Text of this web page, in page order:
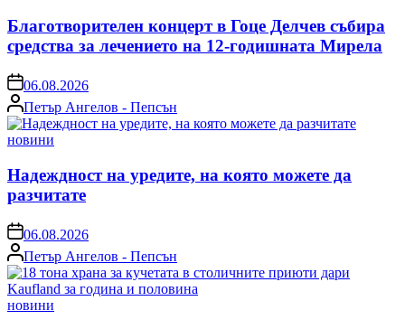
Благотворителен концерт в Гоце Делчев събира
средства за лечението на 12-годишната Мирела
on06.08.2026
Posted
by
Петър Ангелов - Пепсън
Posted
новини
Надеждност на уредите, на която можете да
разчитате
on06.08.2026
Posted
by
Петър Ангелов - Пепсън
Posted
новини